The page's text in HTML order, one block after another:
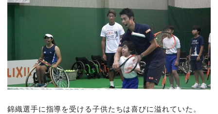
錦織選手に指導を受ける子供たちは喜びに溢れていた。